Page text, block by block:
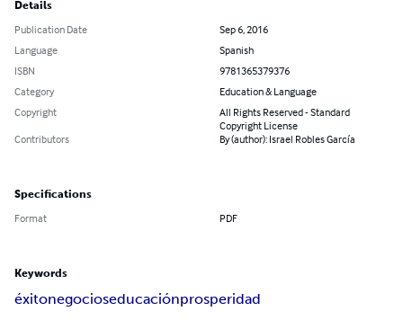
Details
Publication Date
Sep 6, 2016
Language
Spanish
ISBN
9781365379376
Category
Education & Language
Copyright
All Rights Reserved - Standard
Copyright License
Contributors
By (author): Israel Robles García
Specifications
Format PDF
Keywords
éxitonegocioseducaciónprosperidad